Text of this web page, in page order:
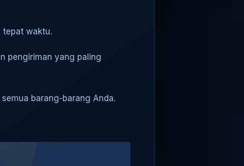
tepat waktu.
pengiriman yang paling
barang-barang Anda.